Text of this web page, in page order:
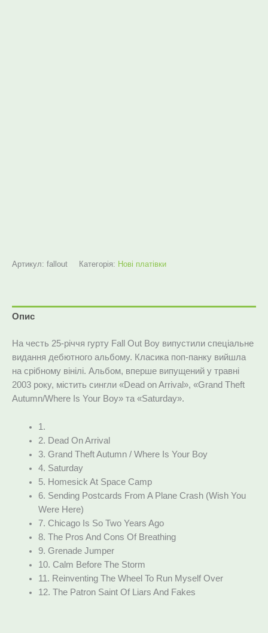
Артикул: fallout Категорія: Нові платівки
Опис
На честь 25-річчя гурту Fall Out Boy випустили спеціальне
видання дебютного альбому. Класика поп-панку вийшла
на срібному вінілі. Альбом, вперше випущений у травні
2003 року, містить сингли «Dead on Arrival», «Grand Theft
Autumn/Where Is Your Boy» та «Saturday».
1.
2. Dead On Arrival
3. Grand Theft Autumn / Where Is Your Boy
4. Saturday
5. Homesick At Space Camp
6. Sending Postcards From A Plane Crash (Wish You
Were Here)
7. Chicago Is So Two Years Ago
8. The Pros And Cons Of Breathing
9. Grenade Jumper
10. Calm Before The Storm
11. Reinventing The Wheel To Run Myself Over
12. The Patron Saint Of Liars And Fakes